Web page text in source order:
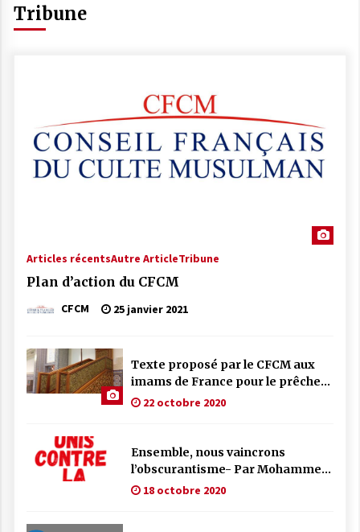
Tribune
Articles récentsAutre ArticleTribune
Plan d’action du CFCM
CFCM 25 janvier 2021
Texte proposé par le CFCM aux
imams de France pour le prêche
du vendredi
22 octobre 2020
Ensemble, nous vaincrons
l’obscurantisme- Par Mohammed
Moussaoui, président du CFCM
18 octobre 2020